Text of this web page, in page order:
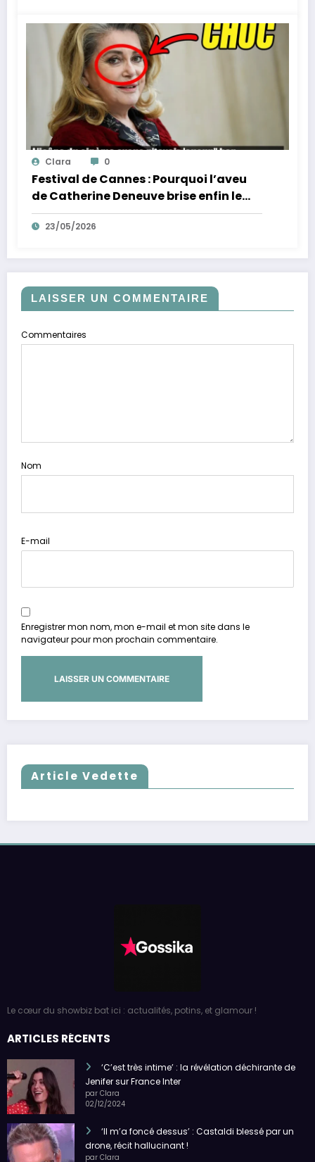
Clara 0
Festival de Cannes : Pourquoi l’aveu
de Catherine Deneuve brise enfin le
mythe de la Croisette
23/05/2026
LAISSER UN COMMENTAIRE
Commentaires
Nom
E-mail
Enregistrer mon nom, mon e-mail et mon site dans le
navigateur pour mon prochain commentaire.
Article Vedette
Le cœur du showbiz bat ici : actualités, potins, et glamour !
ARTICLES RÉCENTS
‘C’est très intime’ : la révélation déchirante de
Jenifer sur France Inter
par Clara
02/12/2024
‘Il m’a foncé dessus’ : Castaldi blessé par un
drone, récit hallucinant !
par Clara